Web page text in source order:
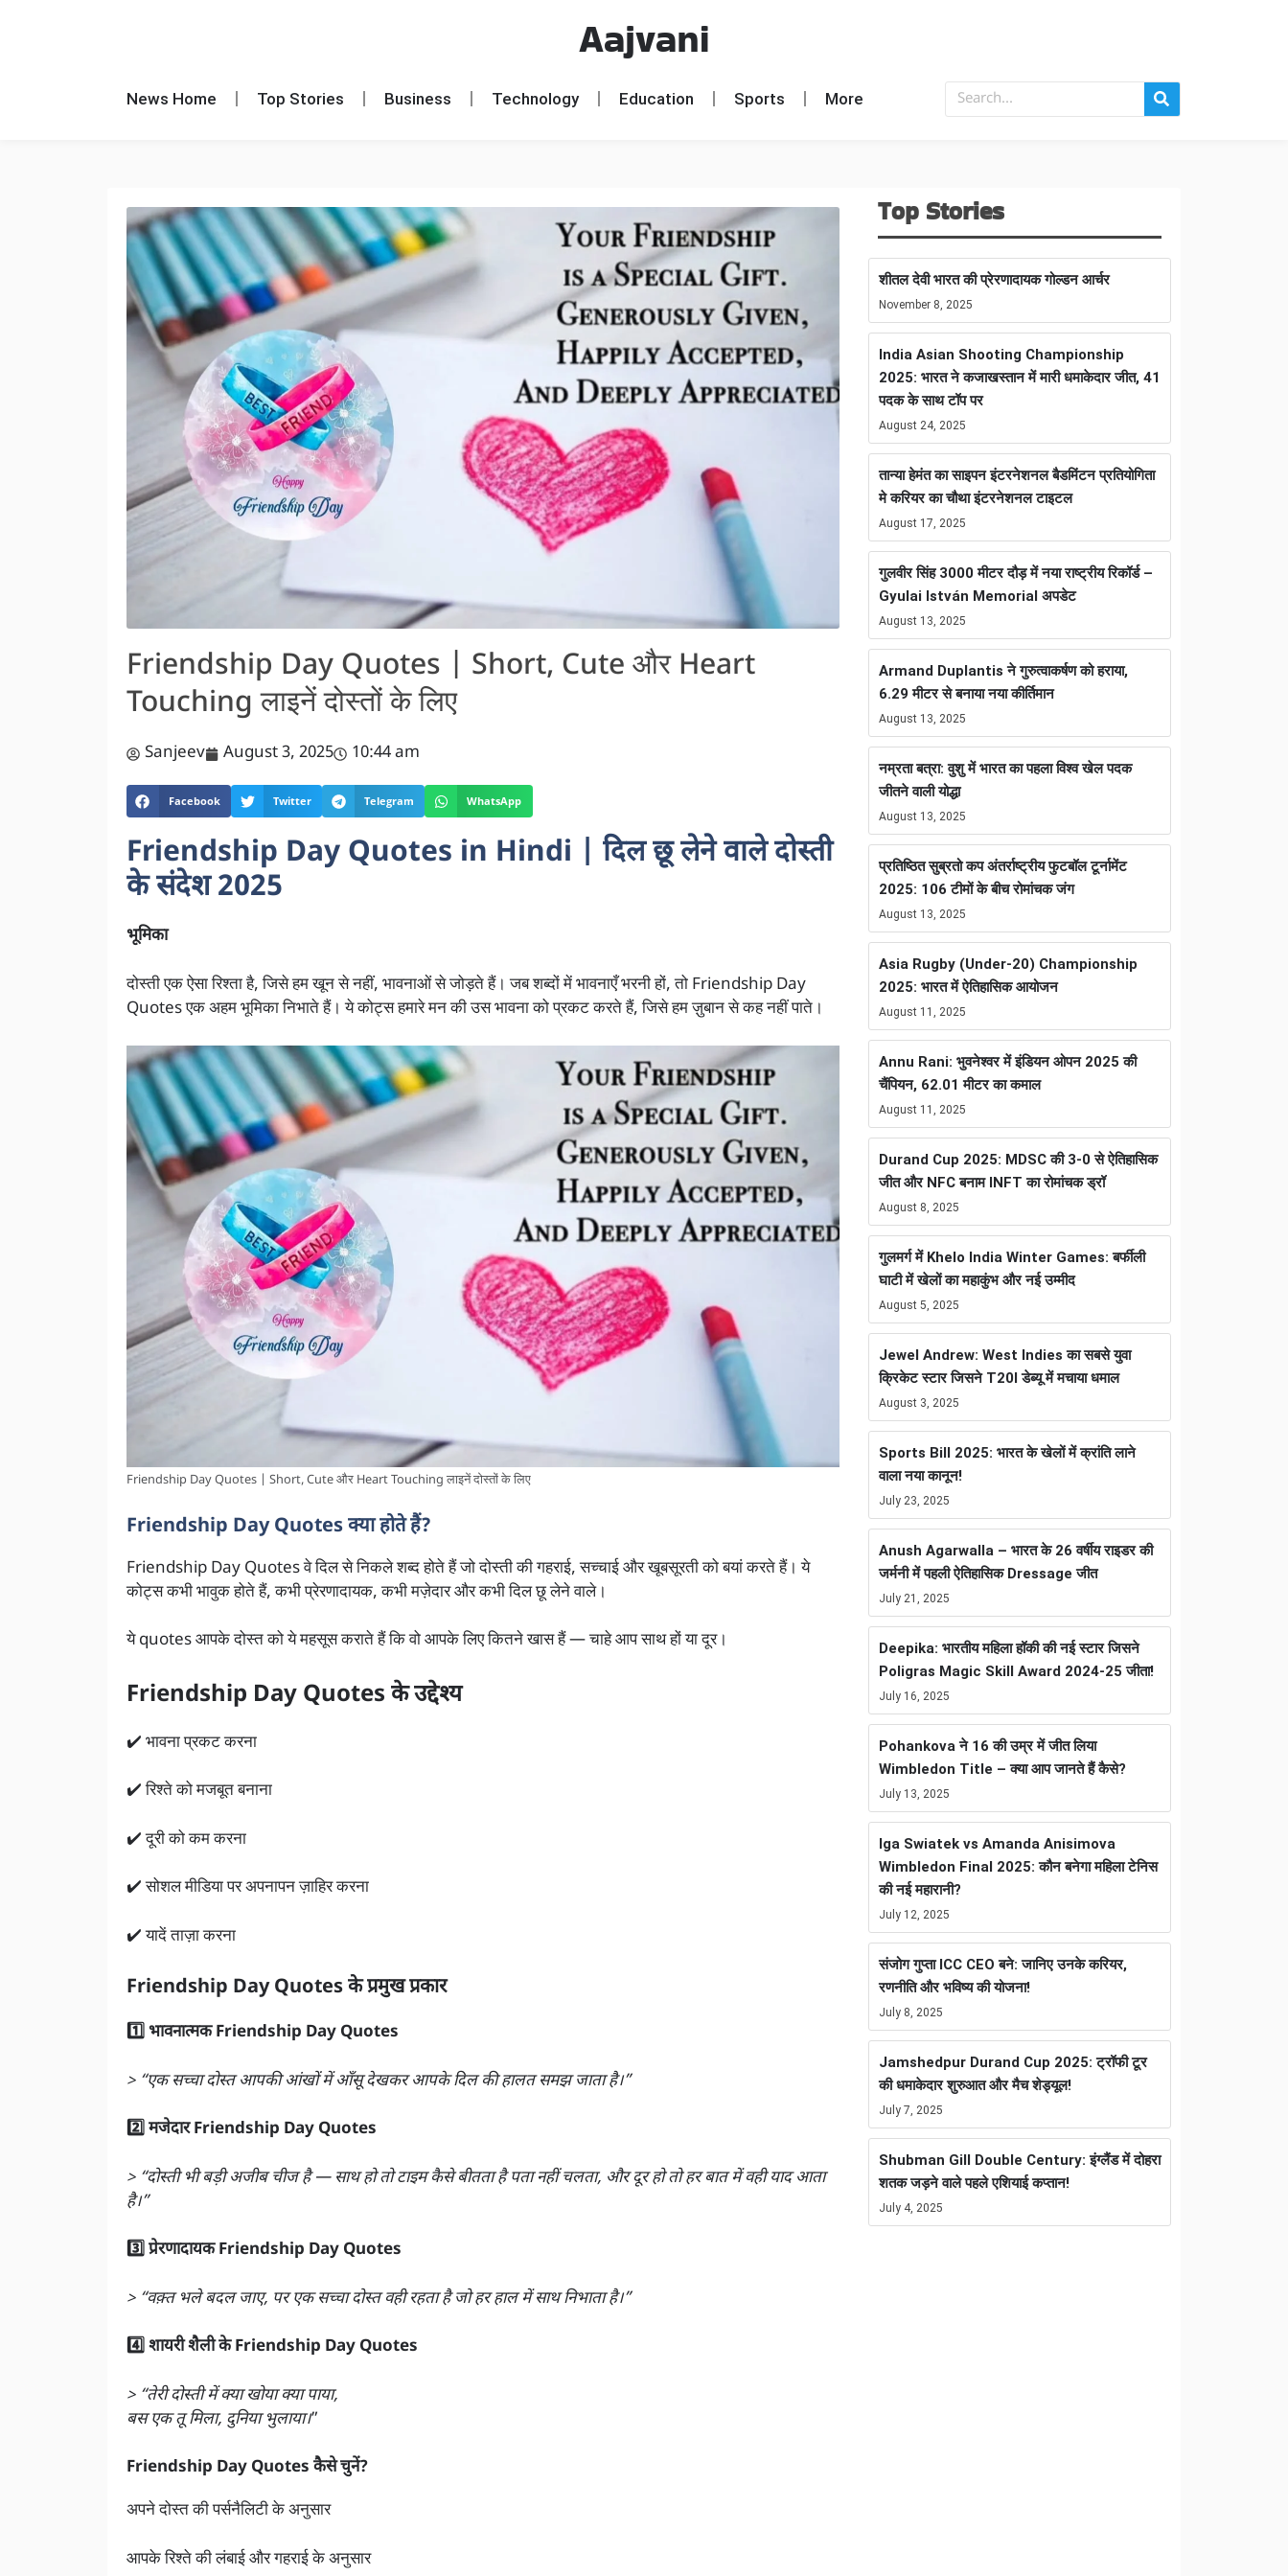
Aajvani
News Home Top Stories Business Technology Education Sports More
Friendship Day Quotes | Short, Cute और Heart
Touching लाइनें दोस्तों के लिए
Sanjeev August 3, 2025 10:44 am
Facebook Twitter Telegram WhatsApp
Friendship Day Quotes in Hindi | दिल छू लेने वाले दोस्ती
के संदेश 2025
भूमिका
दोस्ती एक ऐसा रिश्ता है, जिसे हम खून से नहीं, भावनाओं से जोड़ते हैं। जब शब्दों में भावनाएँ भरनी हों, तो Friendship Day
Quotes एक अहम भूमिका निभाते हैं। ये कोट्स हमारे मन की उस भावना को प्रकट करते हैं, जिसे हम ज़ुबान से कह नहीं पाते।
Friendship Day Quotes | Short, Cute और Heart Touching लाइनें दोस्तों के लिए
Friendship Day Quotes क्या होते हैं?
Friendship Day Quotes वे दिल से निकले शब्द होते हैं जो दोस्ती की गहराई, सच्चाई और खूबसूरती को बयां करते हैं। ये
कोट्स कभी भावुक होते हैं, कभी प्रेरणादायक, कभी मज़ेदार और कभी दिल छू लेने वाले।
ये quotes आपके दोस्त को ये महसूस कराते हैं कि वो आपके लिए कितने खास हैं — चाहे आप साथ हों या दूर।
Friendship Day Quotes के उद्देश्य
✔️ भावना प्रकट करना
✔️ रिश्ते को मजबूत बनाना
✔️ दूरी को कम करना
✔️ सोशल मीडिया पर अपनापन ज़ाहिर करना
✔️ यादें ताज़ा करना
Friendship Day Quotes के प्रमुख प्रकार
1️⃣ भावनात्मक Friendship Day Quotes
> “एक सच्चा दोस्त आपकी आंखों में आँसू देखकर आपके दिल की हालत समझ जाता है।”
2️⃣ मजेदार Friendship Day Quotes
> “दोस्ती भी बड़ी अजीब चीज है — साथ हो तो टाइम कैसे बीतता है पता नहीं चलता, और दूर हो तो हर बात में वही याद आता
है।”
3️⃣ प्रेरणादायक Friendship Day Quotes
> “वक़्त भले बदल जाए, पर एक सच्चा दोस्त वही रहता है जो हर हाल में साथ निभाता है।”
4️⃣ शायरी शैली के Friendship Day Quotes
> “तेरी दोस्ती में क्या खोया क्या पाया,
बस एक तू मिला, दुनिया भुलाया।”
Friendship Day Quotes कैसे चुनें?
अपने दोस्त की पर्सनैलिटी के अनुसार
आपके रिश्ते की लंबाई और गहराई के अनुसार
Top Stories
शीतल देवी भारत की प्रेरणादायक गोल्डन आर्चर
November 8, 2025
India Asian Shooting Championship
2025: भारत ने कजाखस्तान में मारी धमाकेदार जीत, 41
पदक के साथ टॉप पर
August 24, 2025
तान्या हेमंत का साइपन इंटरनेशनल बैडमिंटन प्रतियोगिता
मे करियर का चौथा इंटरनेशनल टाइटल
August 17, 2025
गुलवीर सिंह 3000 मीटर दौड़ में नया राष्ट्रीय रिकॉर्ड –
Gyulai István Memorial अपडेट
August 13, 2025
Armand Duplantis ने गुरुत्वाकर्षण को हराया,
6.29 मीटर से बनाया नया कीर्तिमान
August 13, 2025
नम्रता बत्रा: वुशु में भारत का पहला विश्व खेल पदक
जीतने वाली योद्धा
August 13, 2025
प्रतिष्ठित सुब्रतो कप अंतर्राष्ट्रीय फुटबॉल टूर्नामेंट
2025: 106 टीमों के बीच रोमांचक जंग
August 13, 2025
Asia Rugby (Under-20) Championship
2025: भारत में ऐतिहासिक आयोजन
August 11, 2025
Annu Rani: भुवनेश्वर में इंडियन ओपन 2025 की
चैंपियन, 62.01 मीटर का कमाल
August 11, 2025
Durand Cup 2025: MDSC की 3-0 से ऐतिहासिक
जीत और NFC बनाम INFT का रोमांचक ड्रॉ
August 8, 2025
गुलमर्ग में Khelo India Winter Games: बर्फीली
घाटी में खेलों का महाकुंभ और नई उम्मीद
August 5, 2025
Jewel Andrew: West Indies का सबसे युवा
क्रिकेट स्टार जिसने T20I डेब्यू में मचाया धमाल
August 3, 2025
Sports Bill 2025: भारत के खेलों में क्रांति लाने
वाला नया कानून!
July 23, 2025
Anush Agarwalla – भारत के 26 वर्षीय राइडर की
जर्मनी में पहली ऐतिहासिक Dressage जीत
July 21, 2025
Deepika: भारतीय महिला हॉकी की नई स्टार जिसने
Poligras Magic Skill Award 2024-25 जीता!
July 16, 2025
Pohankova ने 16 की उम्र में जीत लिया
Wimbledon Title – क्या आप जानते हैं कैसे?
July 13, 2025
Iga Swiatek vs Amanda Anisimova
Wimbledon Final 2025: कौन बनेगा महिला टेनिस
की नई महारानी?
July 12, 2025
संजोग गुप्ता ICC CEO बने: जानिए उनके करियर,
रणनीति और भविष्य की योजना!
July 8, 2025
Jamshedpur Durand Cup 2025: ट्रॉफी टूर
की धमाकेदार शुरुआत और मैच शेड्यूल!
July 7, 2025
Shubman Gill Double Century: इंग्लैंड में दोहरा
शतक जड़ने वाले पहले एशियाई कप्तान!
July 4, 2025